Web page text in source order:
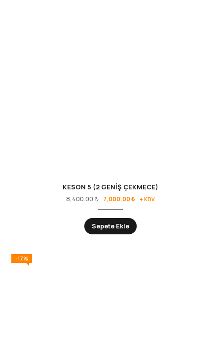
KESON 5 (2 GENİŞ ÇEKMECE)
8,400.00₺ 7,000.00₺ + KDV
Sepete Ekle
-17%